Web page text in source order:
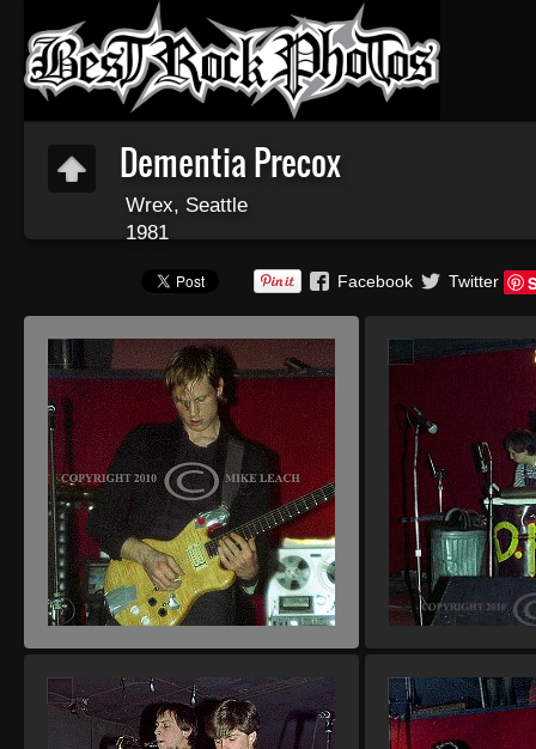
Dementia Precox
Wrex, Seattle
1981
Facebook Twitter